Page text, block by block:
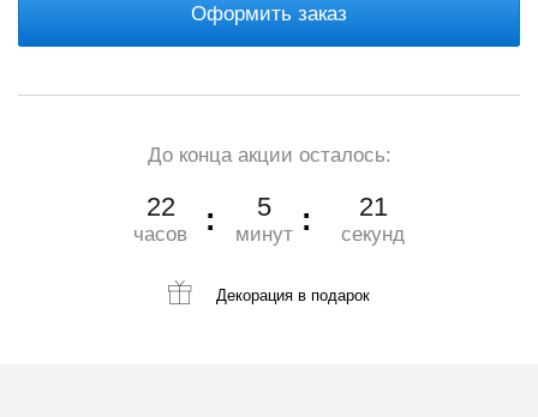
Оформить заказ
До конца акции осталось:
22
часов
5
минут
20
секунд
Декорация в подарок